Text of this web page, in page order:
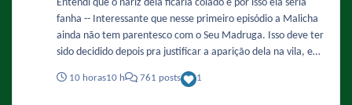
Entendi que o nariz dela ficaria colado e por isso ela seria
fanha -- Interessante que nesse primeiro episódio a Malicha
ainda não tem parentesco com o Seu Madruga. Isso deve ter
sido decidido depois pra justificar a aparição dela na vila, e
Chiquinha nos remakes.
10 horas10 h 761 posts 1